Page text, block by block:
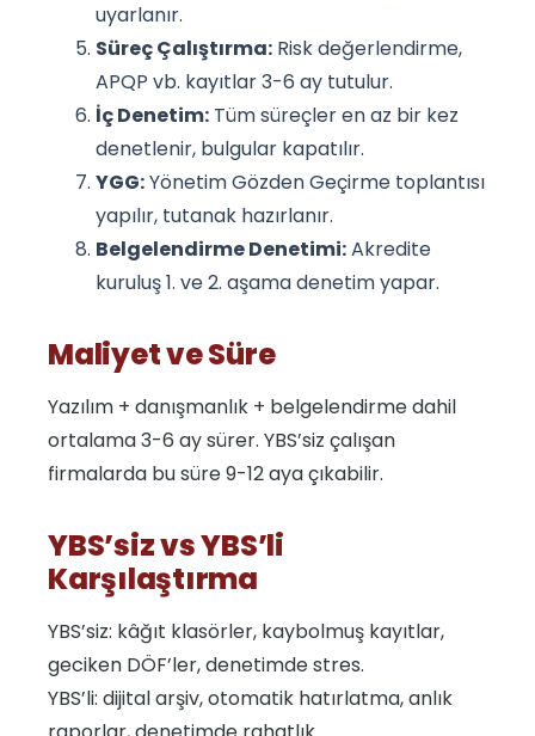
uyarlanır.
Süreç Çalıştırma: Risk değerlendirme,
APQP vb. kayıtlar 3-6 ay tutulur.
İç Denetim: Tüm süreçler en az bir kez
denetlenir, bulgular kapatılır.
YGG:Yönetim Gözden Geçirme toplantısı
yapılır, tutanak hazırlanır.
Belgelendirme Denetimi:Akredite
kuruluş 1. ve 2. aşama denetim yapar.
Maliyet ve Süre
Yazılım + danışmanlık + belgelendirme dahil
ortalama 3-6 ay sürer. YBS’siz çalışan
firmalarda bu süre 9-12 aya çıkabilir.
YBS’siz vs YBS’li
Karşılaştırma
YBS’siz: kâğıt klasörler, kaybolmuş kayıtlar,
geciken DÖF’ler, denetimde stres.
YBS’li: dijital arşiv, otomatik hatırlatma, anlık